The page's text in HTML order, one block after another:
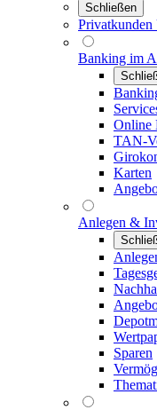
Schließen
Privatkunden
Banking im
Online
TAN-
Karten
Anlegen &
Sparen